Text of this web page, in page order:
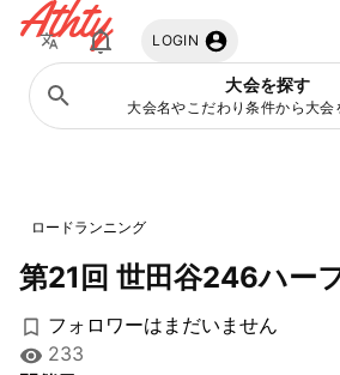
Athty LOGIN
大会を探す
大会名やこだわり条件から大会
ロードランニング
第21回 世田谷246ハー
フォロワーはまだいません
233